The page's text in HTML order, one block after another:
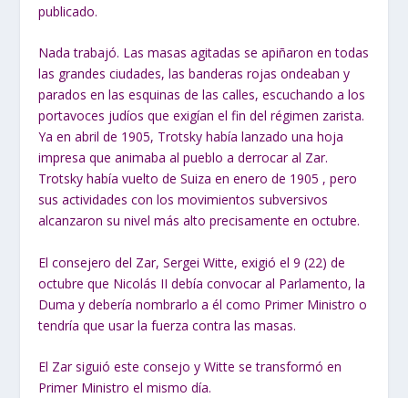
publicado.
Nada trabajó. Las masas agitadas se apiñaron en todas
las grandes ciudades, las banderas rojas ondeaban y
parados en las esquinas de las calles, escuchando a los
portavoces judíos que exigían el fin del régimen zarista.
Ya en abril de 1905, Trotsky había lanzado una hoja
impresa que animaba al pueblo a derrocar al Zar.
Trotsky había vuelto de Suiza en enero de 1905 , pero
sus actividades con los movimientos subversivos
alcanzaron su nivel más alto precisamente en octubre.
El consejero del Zar, Sergei Witte, exigió el 9 (22) de
octubre que Nicolás II debía convocar al Parlamento, la
Duma y debería nombrarlo a él como Primer Ministro o
tendría que usar la fuerza contra las masas.
El Zar siguió este consejo y Witte se transformó en
Primer Ministro el mismo día.